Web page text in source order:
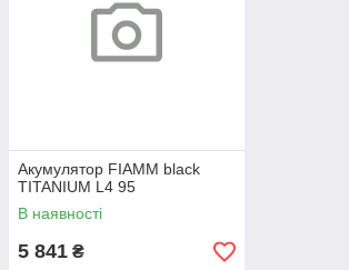
Акумулятор FIAMM black
TITANIUM L4 95
В наявності
5 841 ₴